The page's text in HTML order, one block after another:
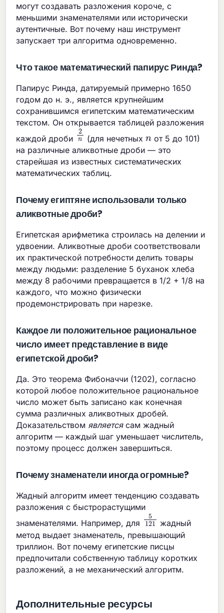
могут создавать разложения короче, с
меньшими знаменателями или исторически
аутентичные. Вот почему наш инструмент
запускает три алгоритма одновременно.
Что такое математический папирус Ринда?
Папирус Ринда, датируемый примерно 1650
годом до н. э., является крупнейшим
сохранившимся египетским математическим
текстом. Он открывается таблицей разложения
каждой дроби
2n
(для нечетных nот 5 до 101)
на различные аликвотные дроби — это
старейшая из известных систематических
математических таблиц.
Почему египтяне использовали только
аликвотные дроби?
Египетская арифметика строилась на делении и
удвоении. Аликвотные дроби соответствовали
их практической потребности делить товары
между людьми: разделение 5 буханок хлеба
между 8 рабочими превращается в 1/2 + 1/8 на
каждого, что можно физически
продемонстрировать при нарезке.
Каждое ли положительное рациональное
число имеет представление в виде
египетской дроби?
Да. Это теорема Фибоначчи (1202), согласно
которой любое положительное рациональное
число может быть записано как конечная
сумма различных аликвотных дробей.
Доказательствомявляетсясам жадный
алгоритм — каждый шаг уменьшает числитель,
поэтому процесс должен завершиться.
Почему знаменатели иногда огромные?
Жадный алгоритм имеет тенденцию создавать
разложения с быстрорастущими
знаменателями. Например, для
5 121
жадный
метод выдает знаменатель, превышающий
триллион. Вот почему египетские писцы
предпочитали собственную таблицу коротких
разложений, а не механический алгоритм.
Дополнительные ресурсы